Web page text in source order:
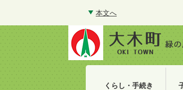
本文へ
くらし・手続き